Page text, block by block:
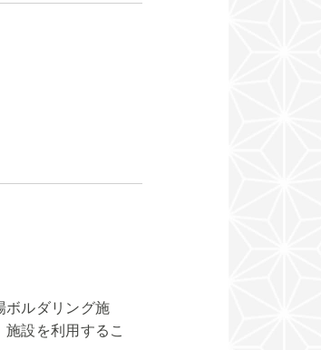
ボルダリング施
設を利用するこ